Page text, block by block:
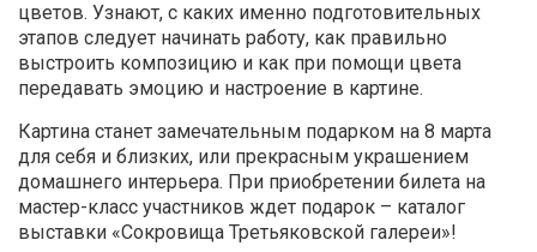
цветов. Узнают, с каких именно подготовительных
этапов следует начинать работу, как правильно
выстроить композицию и как при помощи цвета
передавать эмоцию и настроение в картине.
Картина станет замечательным подарком на 8 марта
для себя и близких, или прекрасным украшением
домашнего интерьера. При приобретении билета на
мастер-класс участников ждет подарок – каталог
выставки «Сокровища Третьяковской галереи»!